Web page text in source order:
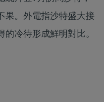
果。外電指沙特盛大接
冷待形成鮮明對比。